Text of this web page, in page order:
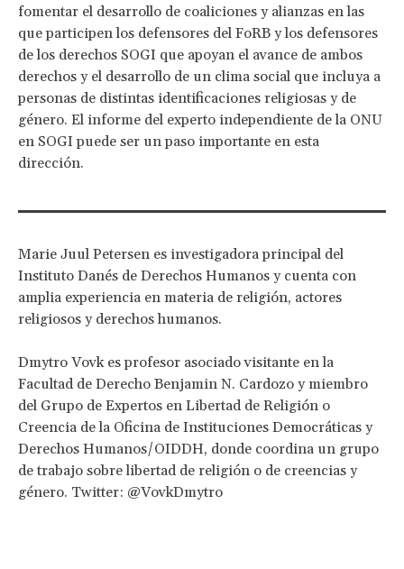
fomentar el desarrollo de coaliciones y alianzas en las
que participen los defensores del FoRB y los defensores
de los derechos SOGI que apoyan el avance de ambos
derechos y el desarrollo de un clima social que incluya a
personas de distintas identificaciones religiosas y de
género. El informe del experto independiente de la ONU
en SOGI puede ser un paso importante en esta
dirección.
Marie Juul Petersen es investigadora principal del
Instituto Danés de Derechos Humanos y cuenta con
amplia experiencia en materia de religión, actores
religiosos y derechos humanos.
Dmytro Vovk es profesor asociado visitante en la
Facultad de Derecho Benjamin N. Cardozo y miembro
del Grupo de Expertos en Libertad de Religión o
Creencia de la Oficina de Instituciones Democráticas y
Derechos Humanos/OIDDH, donde coordina un grupo
de trabajo sobre libertad de religión o de creencias y
género. Twitter: @VovkDmytro